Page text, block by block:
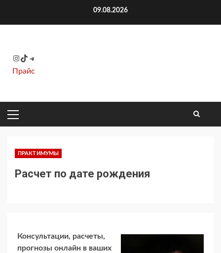
09.08.2026
Instagram
TikTok
Telegram
Прайс
ОСНОВНОЕ
МЕНЮ
ПРАКТИМУМЫ
Расчет по дате рождения
Консультации, расчеты,
прогнозы онлайн в ваших